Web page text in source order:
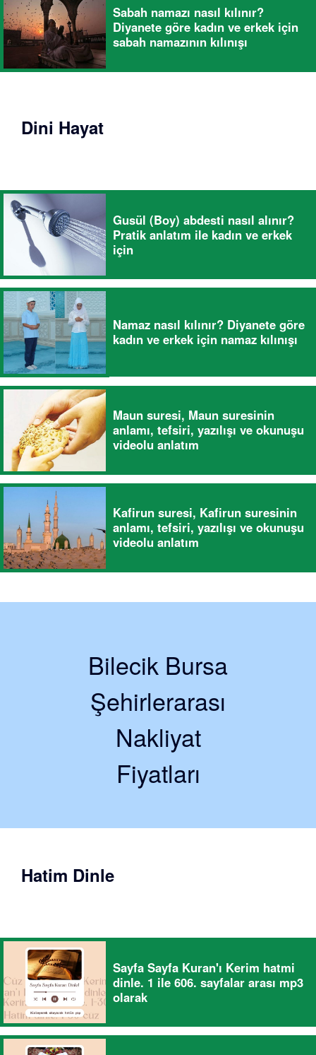
Sabah namazı nasıl kılınır?
Diyanete göre kadın ve erkek için
sabah namazının kılınışı
Dini Hayat
Gusül (Boy) abdesti nasıl alınır?
Pratik anlatım ile kadın ve erkek
için
Namaz nasıl kılınır? Diyanete göre
kadın ve erkek için namaz kılınışı
Maun suresi, Maun suresinin
anlamı, tefsiri, yazılışı ve okunuşu
videolu anlatım
Kafirun suresi, Kafirun suresinin
anlamı, tefsiri, yazılışı ve okunuşu
videolu anlatım
Bilecik Bursa
Şehirlerarası
Nakliyat
Fiyatları
Hatim Dinle
Sayfa Sayfa Kuran'ı Kerim hatmi
dinle. 1 ile 606. sayfalar arası mp3
olarak